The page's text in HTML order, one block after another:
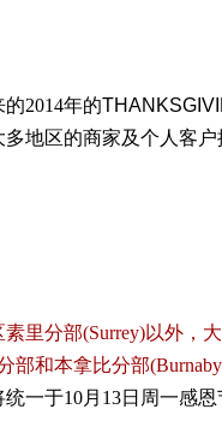
的2014年的
地区的商家及个人客
素里分部(Surrey)以外，
部和本拿比分部
统一于10月13日周一感